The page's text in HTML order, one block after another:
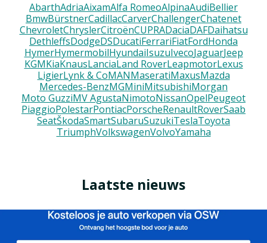
AbarthAdriaAixamAlfa RomeoAlpinaAudiBellier
BmwBürstnerCadillacCarverChallengerChatenet
ChevroletChryslerCitroënCUPRADaciaDAFDaihatsu
DethleffsDodgeDSDucatiFerrariFiatFordHonda
HymerHymermobilHyundaiIsuzuIvecoJaguarJeep
KGMKiaKnausLanciaLand RoverLeapmotorLexus
LigierLynk & CoMANMaseratiMaxusMazda
Mercedes-BenzMGMiniMitsubishiMorgan
Moto GuzziMV AgustaNimotoNissanOpelPeugeot
PiaggioPolestarPontiacPorscheRenaultRoverSaab
SeatŠkodaSmartSubaruSuzukiTeslaToyota
TriumphVolkswagenVolvoYamaha
Laatste nieuws